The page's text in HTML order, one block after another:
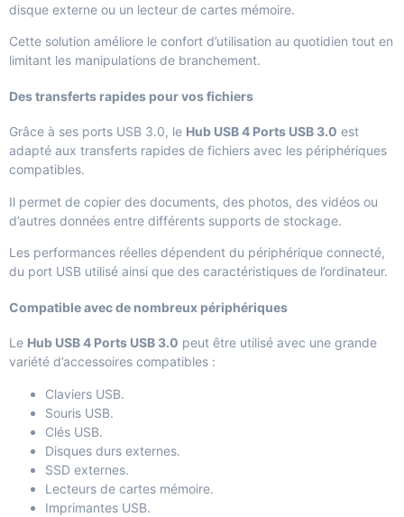
disque externe ou un lecteur de cartes mémoire.
Cette solution améliore le confort d’utilisation au quotidien tout en
limitant les manipulations de branchement.
Des transferts rapides pour vos fichiers
Grâce à ses ports USB 3.0, le Hub USB 4 Ports USB 3.0 est
adapté aux transferts rapides de fichiers avec les périphériques
compatibles.
Il permet de copier des documents, des photos, des vidéos ou
d’autres données entre différents supports de stockage.
Les performances réelles dépendent du périphérique connecté,
du port USB utilisé ainsi que des caractéristiques de l’ordinateur.
Compatible avec de nombreux périphériques
Le Hub USB 4 Ports USB 3.0 peut être utilisé avec une grande
variété d’accessoires compatibles :
Claviers USB.
Souris USB.
Clés USB.
Disques durs externes.
SSD externes.
Lecteurs de cartes mémoire.
Imprimantes USB.